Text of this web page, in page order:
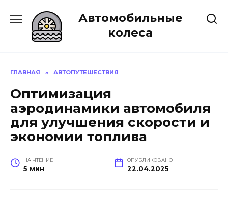
содержанию
Автомобильные
колеса
ГЛАВНАЯ » АВТОПУТЕШЕСТВИЯ
Оптимизация
аэродинамики автомобиля
для улучшения скорости и
экономии топлива
НА ЧТЕНИЕ
5 мин
ОПУБЛИКОВАНО
22.04.2025